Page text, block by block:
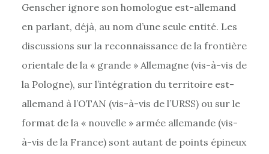
Genscher ignore son homologue est-allemand
en parlant, déjà, au nom d’une seule entité. Les
discussions sur la reconnaissance de la frontière
orientale de la « grande » Allemagne (vis-à-vis de
la Pologne), sur l’intégration du territoire est-
allemand à l’OTAN (vis-à-vis de l’URSS) ou sur le
format de la « nouvelle » armée allemande (vis-
à-vis de la France) sont autant de points épineux